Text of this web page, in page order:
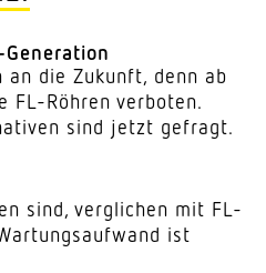
an die Zukunft, denn ab
FL-Röhren verboten.
sind jetzt gefragt.
sind, verglichen mit FL-
ist